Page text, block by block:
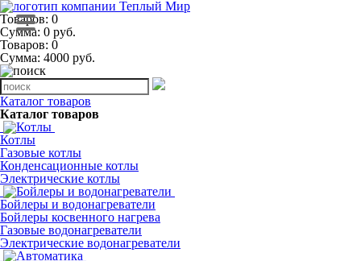
Товаров: 0
Сумма: 0 руб.
Товаров: 0
Сумма: 4000 руб.
Каталог товаров
Каталог товаров
Котлы
Газовые котлы
Конденсационные котлы
Электрические котлы
Бойлеры и водонагреватели
Бойлеры косвенного нагрева
Газовые водонагреватели
Электрические водонагреватели